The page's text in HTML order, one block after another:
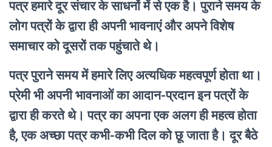
पत्र हमारे दूर संचार के साधनों में से एक है। पुराने समय के
लोग पत्रों के द्वारा ही अपनी भावनाएं और अपने विशेष
समाचार को दूसरों तक पहुंचाते थे।
पत्र पुराने समय में हमारे लिए अत्यधिक महत्वपूर्ण होता था।
प्रेमी भी अपनी भावनाओं का आदान-प्रदान इन पत्रों के
द्वारा ही करते थे। पत्र का अपना एक अलग ही महत्व होता
है, एक अच्छा पत्र कभी-कभी दिल को छू जाता है। दूर बैठे